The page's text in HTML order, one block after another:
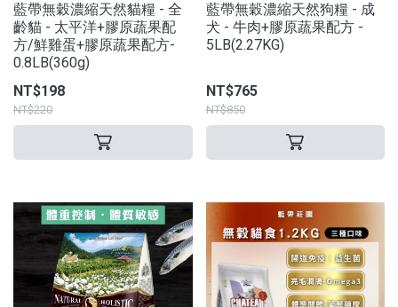
藍帶無穀濃縮天然貓糧 - 全
齡貓 - 太平洋+膠原蔬果配
方/鮮雞蛋+膠原蔬果配方-
0.8LB(360g)
NT$198
NT$220
藍帶無穀濃縮天然狗糧 - 成
犬 - 牛肉+膠原蔬果配方 -
5LB(2.27KG)
NT$765
NT$850